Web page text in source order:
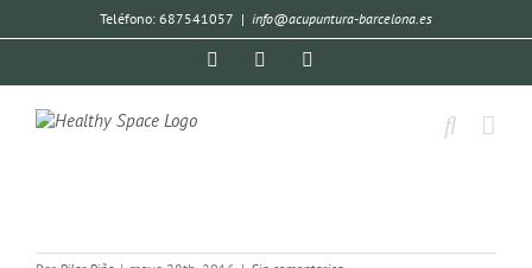
Teléfono: 687541057 | info@acupuntura-barcelona.es